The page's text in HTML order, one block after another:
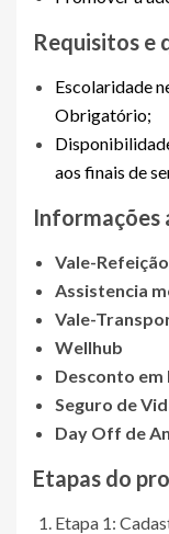
Requisitos e
Escolaridade
Obrigatório;
aos finais de
Informações
Vale-Refeição
Assistencia
Vale-
Wellhub
Desconto
Seguro de
Day Off de
Etapas do
Etapa 1: